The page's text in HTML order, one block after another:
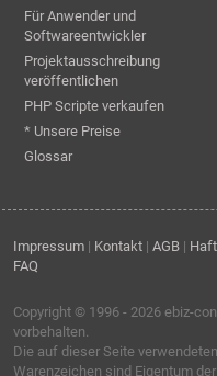
Für Anwender und
Softwareentwickler
Projektausschreibung
veröffentlichen
PHP Scripte verkaufen
* Unsere Preise
Glossar
Impressum | Kontakt | AGB |
FAQ
Copyright © 1996 - 2026 ebiz-
vorbehalten.
Die auf dieser Seite
Warenzeichen sind Eigentum